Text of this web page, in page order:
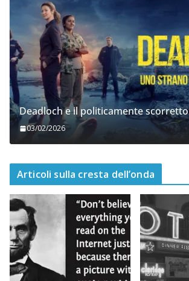
Deadloch e il politicamente scorretto
03/02/2026
Articoli sulla cresta dell’onda